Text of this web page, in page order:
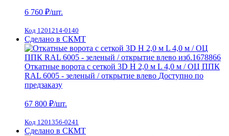
6 760 ₽/шт.
Код 1201214-0140
Сделано в СКМТ
Откатные ворота с сеткой 3D H 2,0 м L 4,0 м / ОЦ ППК
RAL 6005 - зеленый / открытие влево Доступно по
предзаказу
67 800 ₽/шт.
Код 1201356-0241
Сделано в СКМТ